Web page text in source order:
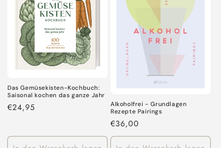
Das Gemüsekisten-Kochbuch:
Saisonal kochen das ganze Jahr
Normaler
€24,95
Alkoholfrei - Grundlagen
Rezepte Pairings
Normaler
Preis
€36,00